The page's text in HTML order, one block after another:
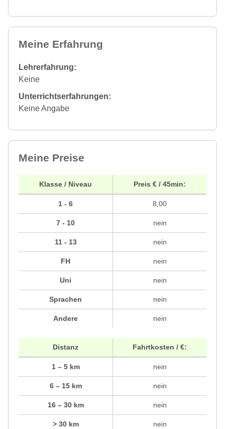
Meine Erfahrung
Lehrerfahrung:
Keine
Unterrichtserfahrungen:
Keine Angabe
Meine Preise
Klasse / Niveau
1 - 6
7 - 10
11 - 13
FH
Uni
Sprachen
Andere
Preis € / 45min:
8,00
nein
nein
nein
nein
nein
nein
Distanz
1 – 5 km
6 – 15 km
16 – 30 km
> 30 km
Fahrtkosten / €:
nein
nein
nein
nein